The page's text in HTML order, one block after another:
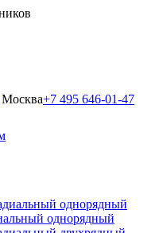
Москва+7 495 646-01-47
однорядный